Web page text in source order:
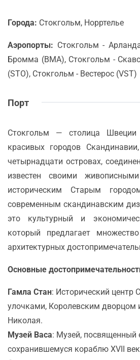
Города: Стокгольм, Норртелье
Аэропорты: Стокгольм -
Бромма (BMA), Стокгольм -
(STO), Стокгольм - Вестерос (VST)
Порт
Стокгольм — столица
красивых городов
четырнадцати островах,
известен своими
историческим Старым
современным скандинавским
это культурный и
который предлагает
архитектурных
Основные
Гамла Стан: Исторический центр
улочками, Королевским дворцом
Николая.
Музей Васа: Музей, посвященный
сохранившемуся кораблю XVII